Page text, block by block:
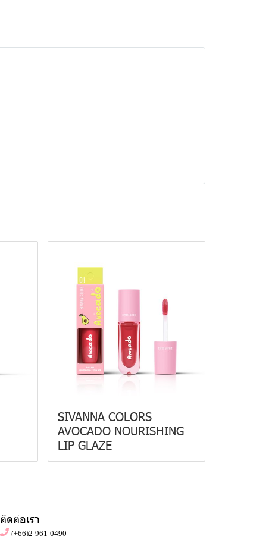
SIVANNA COLORS
AVOCADO NOURISHING
LIP GLAZE
ติดต่อเรา
(+66)2-961-0490